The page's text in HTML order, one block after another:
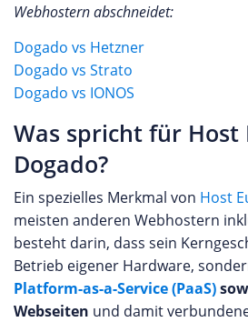
Webhostern abschneidet:
Dogado vs Hetzner
Dogado vs Strato
Dogado vs IONOS
Was spricht für Host
Dogado?
Ein spezielles Merkmal von Host
meisten anderen Webhostern
besteht darin, dass sein
Betrieb eigener Hardware,
Platform-as-a-Service (PaaS)
Webseiten und damit